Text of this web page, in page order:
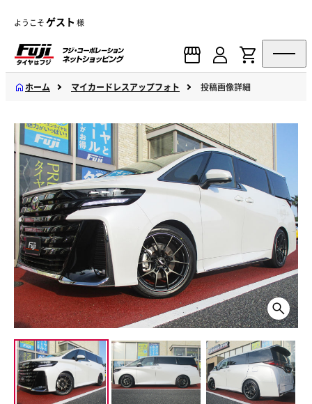
ようこそゲスト 様
ホーム マイカードレスアップフォト 投稿画像詳細